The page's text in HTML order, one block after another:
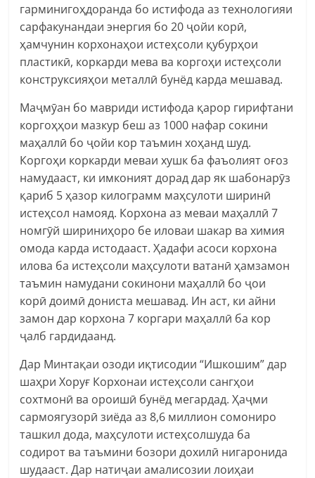
гарминигоҳдоранда бо истифода аз технологияи
сарфакунандаи энергия бо 20 ҷойи корӣ,
ҳамчунин корхонаҳои истеҳсоли қубурҳои
пластикӣ, коркарди мева ва коргоҳи истеҳсоли
конструксияҳои металлӣ бунёд карда мешавад.
Маҷмӯан бо мавриди истифода қарор гирифтани
коргоҳҳои мазкур беш аз 1000 нафар сокини
маҳаллӣ бо ҷойи кор таъмин хоҳанд шуд.
Коргоҳи коркарди меваи хушк ба фаъолият оғоз
намудааст, ки имконият дорад дар як шабонарӯз
қариб 5 ҳазор килограмм маҳсулоти ширинӣ
истеҳсол намояд. Корхона аз меваи маҳаллӣ 7
номгӯй шириниҳоро бе иловаи шакар ва химия
омода карда истодааст. Ҳадафи асоси корхона
илова ба истеҳсоли маҳсулоти ватанӣ ҳамзамон
таъмин намудани сокинони маҳаллӣ бо ҷои
корӣ доимӣ дониста мешавад. Ин аст, ки айни
замон дар корхона 7 коргари маҳаллӣ ба кор
ҷалб гардидаанд.
Дар Минтақаи озоди иқтисодии “Ишкошим” дар
шаҳри Хоруғ Корхонаи истеҳсоли сангҳои
сохтмонӣ ва ороишӣ бунёд мегардад. Ҳаҷми
сармоягузорӣ зиёда аз 8,6 миллион сомониро
ташкил дода, маҳсулоти истеҳсолшуда ба
содирот ва таъмини бозори дохилӣ нигаронида
шудааст. Дар натиҷаи амалисозии лоиҳаи